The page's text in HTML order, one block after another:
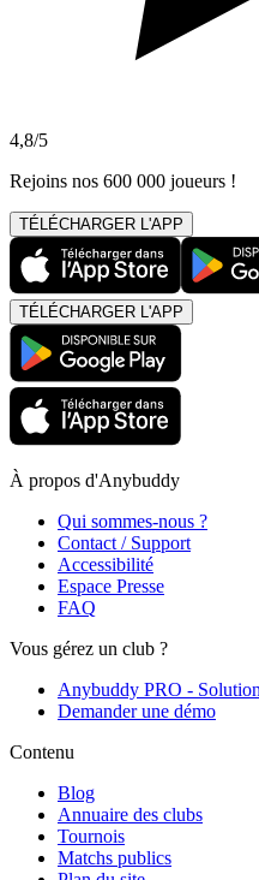
4,8/5
Rejoins nos 600 000 joueurs !
TÉLÉCHARGER L'APP
TÉLÉCHARGER L'APP
À propos d'Anybuddy
Qui sommes-nous ?
Contact / Support
Accessibilité
Espace Presse
FAQ
Vous gérez un club ?
Anybuddy PRO -
Demander une démo
Contenu
Blog
Annuaire des clubs
Tournois
Matchs publics